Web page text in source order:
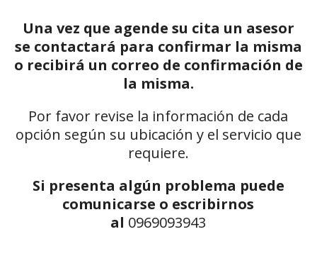
Una vez que agende su cita un asesor
se contactará para confirmar la misma
o recibirá un correo de confirmación de
la misma.
Por favor revise la información de cada
opción según su ubicación y el servicio que
requiere.
Si presenta algún problema puede
comunicarse o escribirnos
al 0969093943